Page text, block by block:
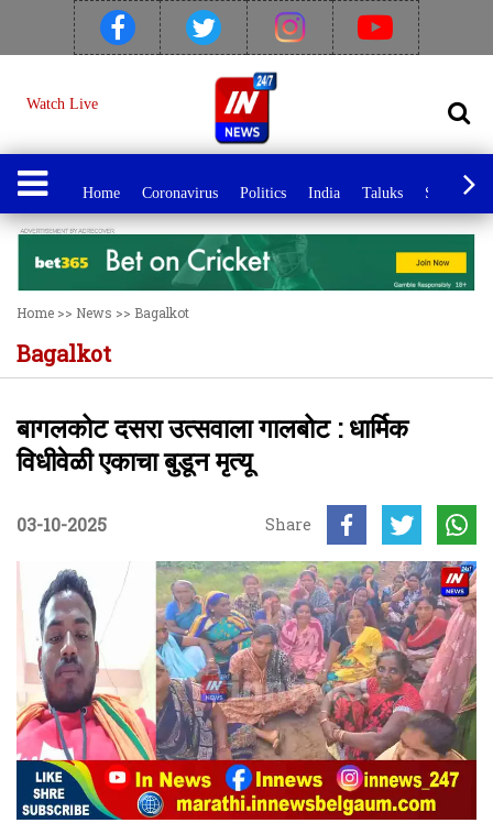
Watch Live
Home Coronavirus Politics India Taluks Sport
Home >> News >> Bagalkot
Bagalkot
बागलकोट दसरा उत्सवाला गालबोट : धार्मिक
विधीवेळी एकाचा बुडून मृत्यू
03-10-2025 Share